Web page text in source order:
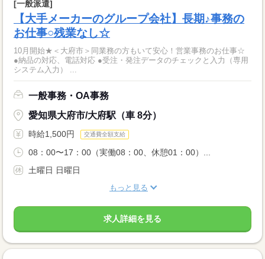
[一般派遣]
【大手メーカーのグループ会社】長期♪事務の
お仕事○残業なし☆
10月開始★＜大府市＞同業務の方もいて安心！営業事務のお仕事☆
●納品の対応、電話対応 ●受注・発注データのチェックと入力（専用
システム入力） ...
一般事務・OA事務
愛知県大府市/大府駅（車 8分）
時給1,500円 交通費全額支給
08：00〜17：00（実働08：00、休憩01：00）...
土曜日 日曜日
もっと見る
求人詳細を見る